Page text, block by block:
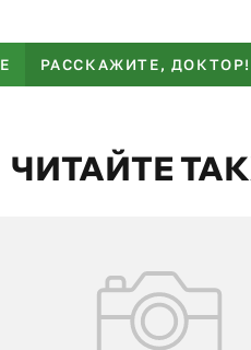
РАССКАЖИТЕ, ДОКТОР!
ЧИТАЙТЕ